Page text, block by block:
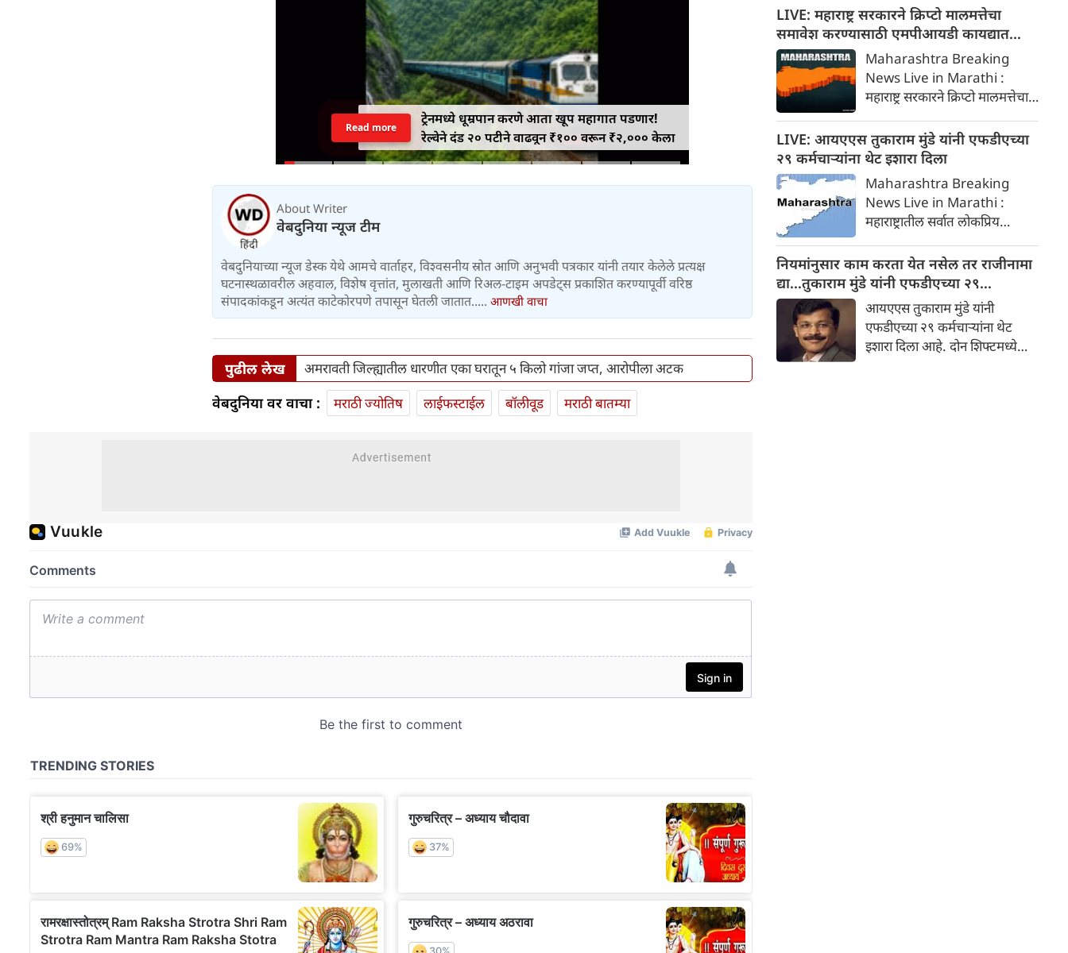
ट्रेनमध्ये धूम्रपान करणे आता खूप महागात पडणार!
रेल्वेने दंड २० पटीने वाढवून ₹१०० वरून ₹२,००० केला
Read more
About Writer
वेबदुनिया न्यूज टीम
वेबदुनियाच्या न्यूज डेस्क येथे आमचे वार्ताहर, विश्वसनीय स्रोत आणि अनुभवी पत्रकार यांनी तयार केलेले प्रत्यक्ष
घटनास्थळावरील अहवाल, विशेष वृत्तांत, मुलाखती आणि रिअल-टाइम अपडेट्स प्रकाशित करण्यापूर्वी वरिष्ठ
संपादकांकडून अत्यंत काटेकोरपणे तपासून घेतली जातात..... आणखी वाचा
पुढील लेख अमरावती जिल्ह्यातील धारणीत एका घरातून ५ किलो गांजा जप्त, आरोपीला अटक
वेबदुनिया वर वाचा : मराठी ज्योतिष लाईफस्टाईल बॉलीवूड मराठी बातम्या
आरोग्य आणि सुरक्षिततेशी संबंधित
तडजोडीपोटी ५६७ दशलक्ष डॉलर्स
मेटासाठी एक मोठा धक्का मानला
जात आहे.
LIVE: महाराष्ट्र सरकारने क्रिप्टो मालमत्तेचा
समावेश करण्यासाठी एमपीआयडी कायद्यात
दुरुस्ती केली
Maharashtra Breaking
News Live in Marathi :
महाराष्ट्र सरकारने क्रिप्टो मालमत्तेचा
कायद्यात दुरुस्ती केली. क्रिप्टो जप्त
करून आर्थिक फसवणुकीच्या
महाराष्ट्र हे पहिले राज्य ठरले आहे.
LIVE: आयएएस तुकाराम मुंडे यांनी एफडीएच्या
२९ कर्मचाऱ्यांना थेट इशारा दिला
Maharashtra Breaking
News Live in Marathi :
महाराष्ट्रातील सर्वात लोकप्रिय
कडक कार्यशैलीसाठी ओळखले
जाणारे तुकाराम मुंडे पुन्हा एकदा
चर्चेत आले आहे. अन्न व औषध
प्रशासन आयुक्त म्हणून पदभार
स्वीकारल्यानंतर मुंडे यांनी विभागात
शिस्त लागू करण्यास सुरुवात केली
नियमांनुसार काम करता येत नसेल तर राजीनामा
द्या…तुकाराम मुंडे यांनी एफडीएच्या २९
कर्मचाऱ्यांना थेट इशाराआयएएस तुकाराम मुंडे यांनी
एफडीएच्या २९ कर्मचाऱ्यांना थेट
इशारा दिला आहे. दोन शिफ्टमध्ये